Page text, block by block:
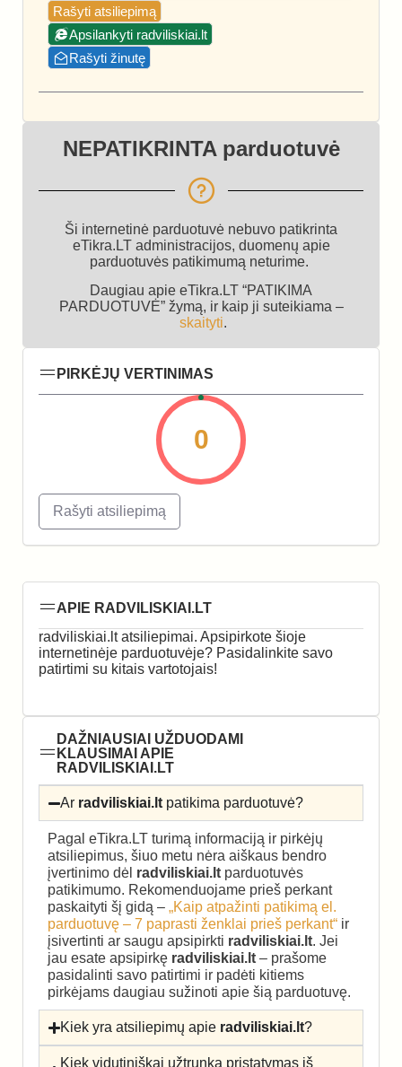
Rašyti atsiliepimą
Apsilankyti radviliskiai.lt
Rašyti žinutę
NEPATIKRINTA parduotuvė
Ši internetinė parduotuvė nebuvo patikrinta
eTikra.LT administracijos, duomenų apie
parduotuvės patikimumą neturime.
Daugiau apie eTikra.LT “PATIKIMA
PARDUOTUVĖ” žymą, ir kaip ji suteikiama –
skaityti.
PIRKĖJŲ VERTINIMAS
0
Rašyti atsiliepimą
APIE RADVILISKIAI.LT
radviliskiai.lt atsiliepimai. Apsipirkote šioje
internetinėje parduotuvėje? Pasidalinkite savo
patirtimi su kitais vartotojais!
DAŽNIAUSIAI UŽDUODAMI
KLAUSIMAI APIE
RADVILISKIAI.LT
Ar radviliskiai.lt patikima parduotuvė?
Pagal eTikra.LT turimą informaciją ir pirkėjų
atsiliepimus, šiuo metu nėra aiškaus bendro
įvertinimo dėl radviliskiai.lt parduotuvės
patikimumo. Rekomenduojame prieš perkant
paskaityti šį gidą – „Kaip atpažinti patikimą el.
parduotuvę – 7 paprasti ženklai prieš perkant“ ir
įsivertinti ar saugu apsipirkti radviliskiai.lt. Jei
jau esate apsipirkę radviliskiai.lt – prašome
pasidalinti savo patirtimi ir padėti kitiems
pirkėjams daugiau sužinoti apie šią parduotuvę.
Kiek yra atsiliepimų apie radviliskiai.lt?
Kiek vidutiniškai užtrunka pristatymas iš